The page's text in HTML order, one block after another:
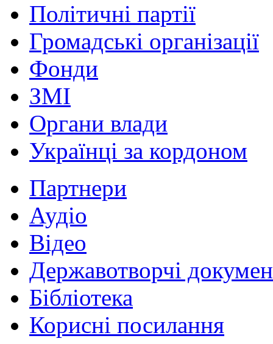
Політичні партії
Громадські організації
Фонди
ЗМІ
Органи влади
Українці за кордоном
Партнери
Аудіо
Відео
Державотворчі
Бібліотека
Корисні посилання